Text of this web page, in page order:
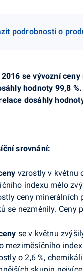
podrobnosti o
se vývozní
hodnoty 99,8
dosáhly
srovnání:
vzrostly v květnu
indexu mělo
ceny minerálních
se nezměnily. Ceny
se v květnu
meziměsíčního
o 2,6 %,